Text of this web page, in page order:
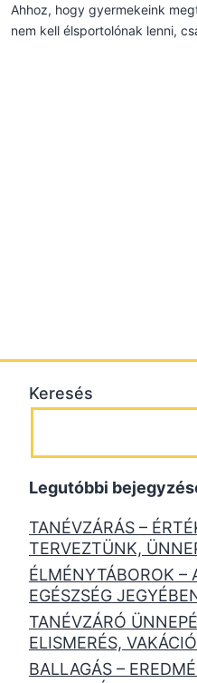
Ahhoz, hogy gyermekeink
nem kell élsportolónak lenni,
Keresés
Legutóbbi
TANÉVZÁRÁS –
TERVEZTÜNK,
ÉLMÉNYTÁBOROK –
EGÉSZSÉG
TANÉVZÁRÓ
ELISMERÉS, VAKÁCIÓ
BALLAGÁS –